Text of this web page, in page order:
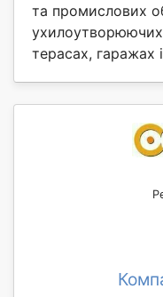
та промислових
ухилоутворюючих
терасах, гаражах